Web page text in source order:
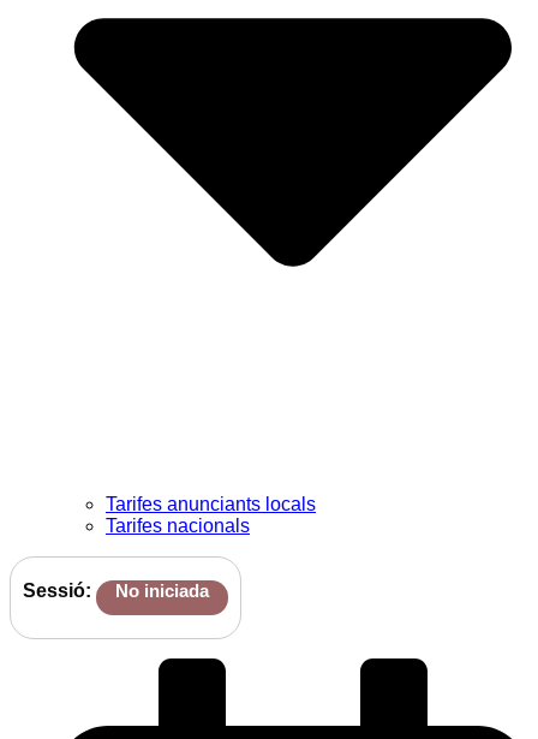
Tarifes anunciants locals
Tarifes nacionals
Sessió: No iniciada